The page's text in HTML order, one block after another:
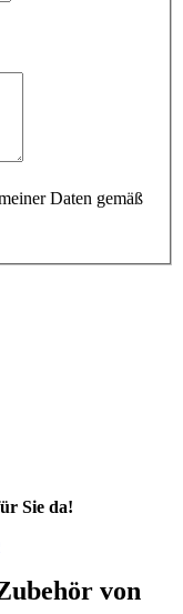
Daten gemäß
Sie da!
von